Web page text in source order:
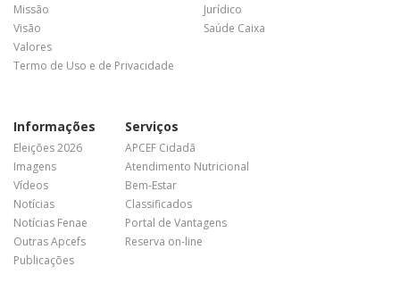
Missão
Visão
Valores
Termo de Uso e de Privacidade
Jurídico
Saúde Caixa
Informações
Eleições 2026
Imagens
Vídeos
Notícias
Notícias Fenae
Outras Apcefs
Publicações
Serviços
APCEF Cidadã
Atendimento Nutricional
Bem-Estar
Classificados
Portal de Vantagens
Reserva on-line